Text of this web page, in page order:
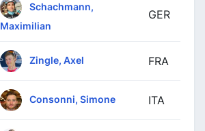
Schachmann,
Maximilian
GER
Zingle, Axel FRA
Consonni, Simone ITA